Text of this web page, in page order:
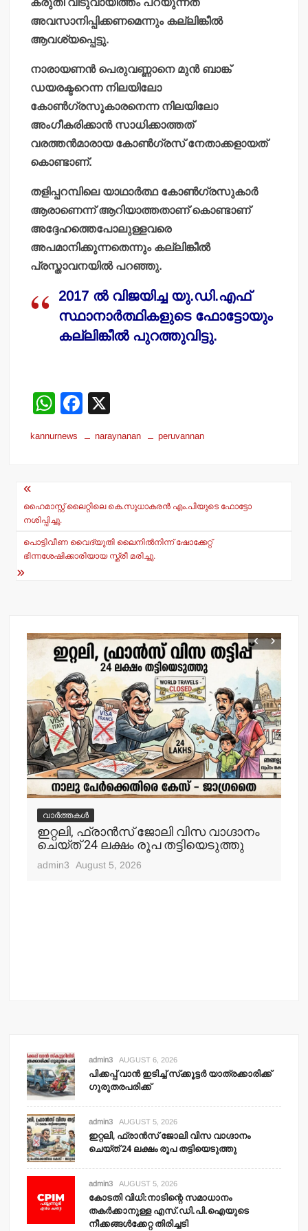
കരുതി വിടുവായിത്തം പറയുന്നത്
അവസാനിപ്പിക്കണമെന്നും കല്ലിങ്കീല്‍
ആവശ്യപ്പെട്ടു.
നാരായണന്‍ പെരുവണ്ണാനെ മുന്‍ ബാങ്ക്
ഡയരക്ടറെന്ന നിലയിലോ
കോണ്‍ഗ്രസുകാരനെന്ന നിലയിലോ
അംഗീകരിക്കാന്‍ സാധിക്കാത്തത്
വരത്തന്‍മാരായ കോണ്‍ഗ്രസ് നേതാക്കളായത്
കൊണ്ടാണ്.
തളിപ്പറമ്പിലെ യാഥാര്‍ത്ഥ കോണ്‍ഗ്രസുകാര്‍
ആരാണെന്ന് ആറിയാത്തതാണ് കൊണ്ടാണ്
അദ്ദേഹത്തെപോലുള്ളവരെ
അപമാനിക്കുന്നതെന്നും കല്ലിങ്കീല്‍
പ്രസ്താവനയില്‍ പറഞ്ഞു.
2017 ല്‍ വിജയിച്ച യു.ഡി.എഫ്
സ്ഥാനാര്‍ത്ഥികളുടെ ഫോട്ടോയും
കല്ലിങ്കീല്‍ പുറത്തുവിട്ടു.
W
at
p
p
F
c
o
o
k
kannurnews naraynanan peruvannan
Post
navigation
ഹൈമാസ്റ്റ് ലൈറ്റിലെ കെ.സുധാകരന്‍ എം.പിയുടെ ഫോട്ടോ
നശിപ്പിച്ചു.
പൊട്ടിവീണ വൈദ്യുതി ലൈനില്‍നിന്ന് ഷോക്കേറ്റ്
ഭിന്നശേഷിക്കാരിയായ സ്ത്രീ മരിച്ചു.
വാർത്തകൾ
ഇറ്റലി, ഫ്രാന്‍സ് ജോലി വിസ വാഗ്ദാനം
ചെയ്ത് 24 ലക്ഷം രൂപ തട്ടിയെടുത്തു
admin3 August 5, 2026
admin3 AUGUST 6, 2026
പിക്കപ്പ് വാന്‍ ഇടിച്ച് സ്‌ക്കൂട്ടര്‍ യാത്രക്കാരിക്ക്
ഗുരുതരപരിക്ക്
admin3 AUGUST 5, 2026
ഇറ്റലി, ഫ്രാന്‍സ് ജോലി വിസ വാഗ്ദാനം
ചെയ്ത് 24 ലക്ഷം രൂപ തട്ടിയെടുത്തു
admin3 AUGUST 5, 2026
കോടതി വിധി:നാടിന്റെ സമാധാനം
തകര്‍ക്കാനുള്ള എസ്.ഡി.പി.ഐയുടെ
നീക്കങ്ങള്‍ക്കേറ്റ തിരിച്ചടി